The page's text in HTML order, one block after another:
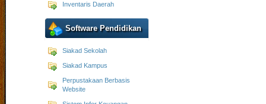
Inventaris Daerah
Software Pendidikan
Siakad Sekolah
Siakad Kampus
Perpustakaan Berbasis
Website